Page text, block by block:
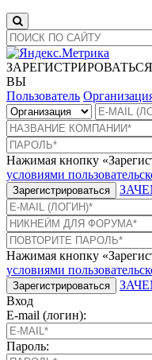
ЗАРЕГИСТРИРОВАТЬСЯ
ВЫ
Пользователь
Нажимая кнопку
условиями
Зарегистрироваться
Нажимая кнопку
условиями
Зарегистрироваться
Вход
E-mail (логин):
Пароль: